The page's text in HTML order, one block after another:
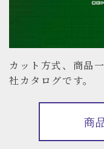
カット方式、商品
社カタログです。
商